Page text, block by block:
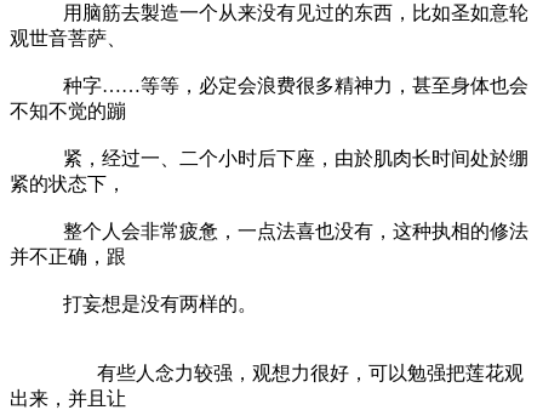
用脑筋去製造一个从来没有见过的东西，比如圣如意轮
观世音菩萨、
种字……等等，必定会浪费很多精神力，甚至身体也会
不知不觉的蹦
紧，经过一、二个小时后下座，由於肌肉长时间处於绷
紧的状态下，
整个人会非常疲惫，一点法喜也没有，这种执相的修法
并不正确，跟
打妄想是没有两样的。
有些人念力较强，观想力很好，可以勉强把莲花观
出来，并且让